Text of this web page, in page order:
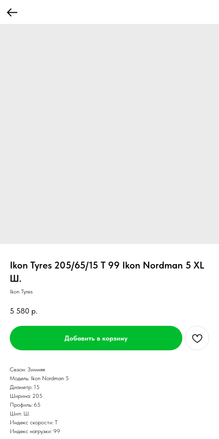
Ikon Tyres 205/65/15 T 99 Ikon Nordman 5 XL
Ш.
Ikon Tyres
5 580 р.
Добавить в корзину
Сезон: Зимняя
Модель: Ikon Nordman 5
Диаметр: 15
Ширина: 205
Профиль: 65
Шип: Ш.
Индекс скорости: T
Индекс нагрузки: 99